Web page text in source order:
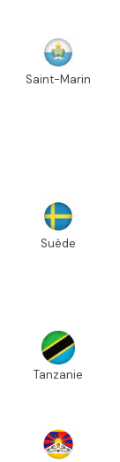
Saint-Marin
Suède
Tanzanie